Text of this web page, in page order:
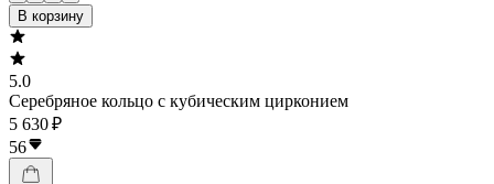
В корзину
5.0
Серебряное кольцо с кубическим цирконием
5 630 ₽
56